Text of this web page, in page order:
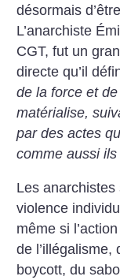
désormais
L’anarchiste
CGT, fut un
directe qu’il
de la force et
matérialise,
par des actes
comme aussi
Les anarchistes
violence
même si
de l’illégalisme,
boycott, du